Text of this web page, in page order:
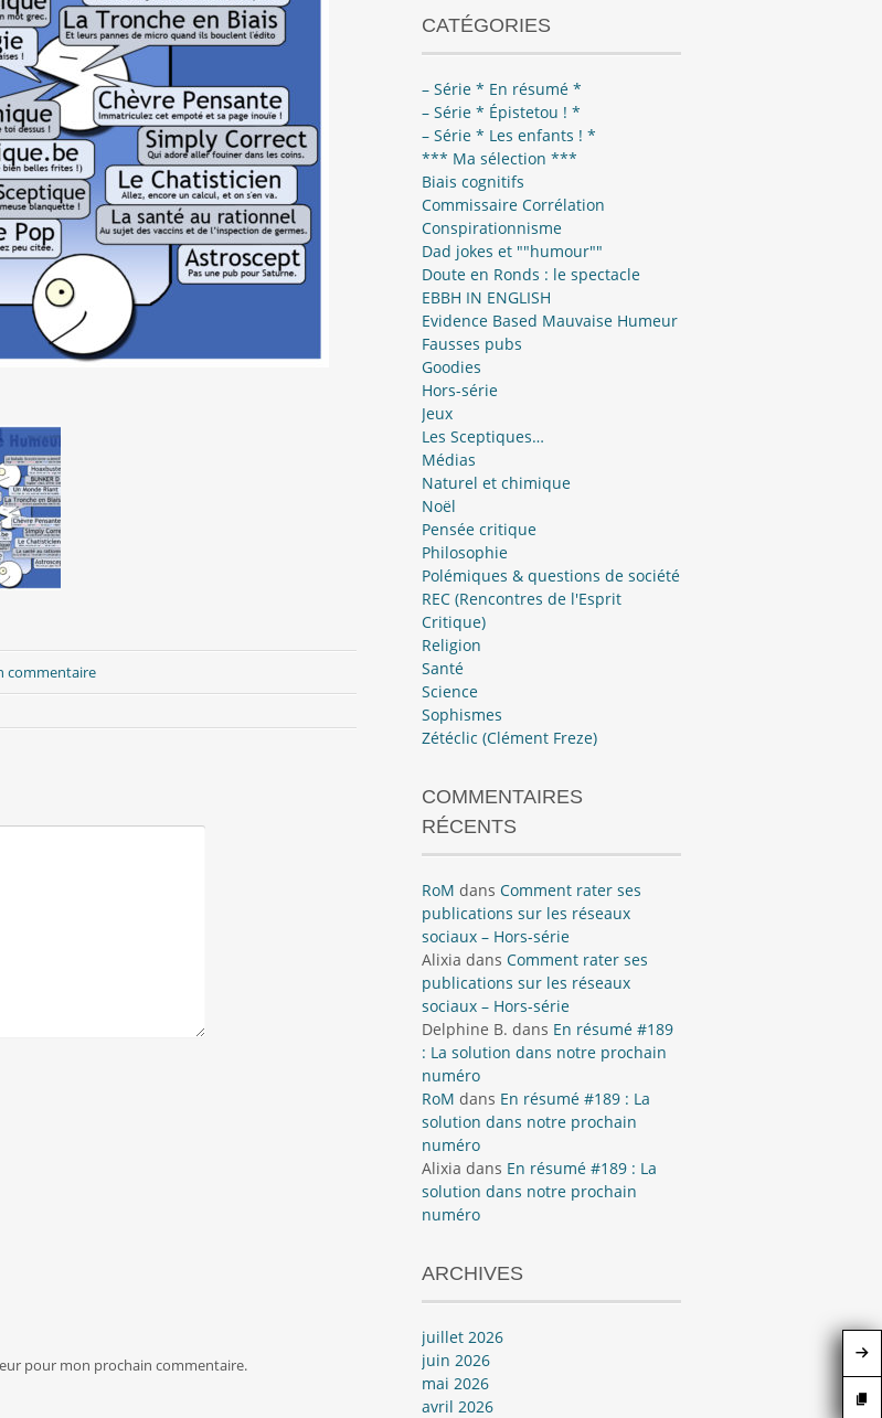
commentaire
pour mon prochain commentaire.
CATÉGORIES
– Série * En résumé *
– Série * Épistetou ! *
– Série * Les enfants ! *
*** Ma sélection ***
Biais cognitifs
Commissaire Corrélation
Conspirationnisme
Dad jokes et ""humour""
Doute en Ronds : le spectacle
EBBH IN ENGLISH
Evidence Based Mauvaise Humeur
Fausses pubs
Goodies
Hors-série
Jeux
Les Sceptiques…
Médias
Naturel et chimique
Noël
Pensée critique
Philosophie
Polémiques & questions de société
REC (Rencontres de l'Esprit
Critique)
Religion
Santé
Science
Sophismes
Zétéclic (Clément Freze)
COMMENTAIRES
RÉCENTS
RoM dans Comment rater ses
publications sur les réseaux
sociaux – Hors-série
Alixia dans Comment rater ses
publications sur les réseaux
sociaux – Hors-série
Delphine B. dans En résumé #189
: La solution dans notre prochain
numéro
RoM dans En résumé #189 : La
solution dans notre prochain
numéro
Alixia dans En résumé #189 : La
solution dans notre prochain
numéro
ARCHIVES
juillet 2026
juin 2026
mai 2026
avril 2026